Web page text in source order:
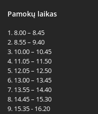
Pamokų laikas
1. 8.00 – 8.45
2. 8.55 – 9.40
3. 10.00 – 10.45
4. 11.05 – 11.50
5. 12.05 – 12.50
6. 13.00 – 13.45
7. 13.55 – 14.40
8. 14.45 – 15.30
9. 15.35 - 16.20